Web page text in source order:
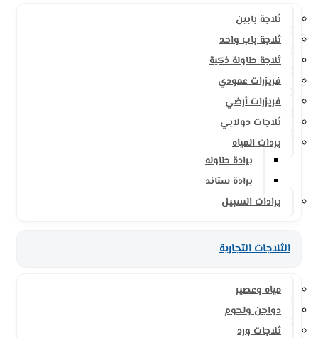
ثلاجة بابين
ثلاجة باب واحد
ثلاجة طاولة ذكية
فريزرات عمودي
فريزرات أرضي
ثلاجات دولابي
بردات المياه
برادة طاوله
برادة ستاند
برادات السبيل
الثلاجات التجارية
مياه وعصير
دواجن ولحوم
ثلاجات ورد